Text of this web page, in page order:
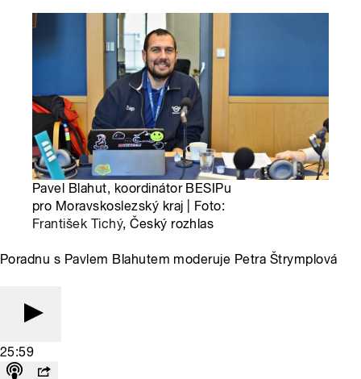
Pavel Blahut, koordinátor BESIPu
pro Moravskoslezský kraj | Foto:
František Tichý, Český rozhlas
Poradnu s Pavlem Blahutem moderuje Petra Štrymplová
25:59